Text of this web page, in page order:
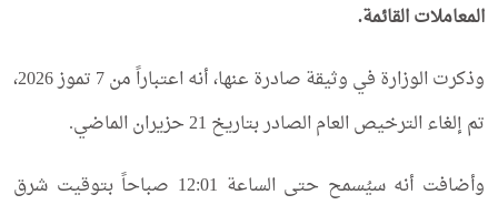
المعاملات القائمة.
وذكرت الوزارة في وثيقة صادرة عنها، أنه اعتباراً من 7 تموز 2026،
تم إلغاء الترخيص العام الصادر بتاريخ 21 حزيران الماضي.
وأضافت أنه سيُسمح حتى الساعة 12:01 صباحاً بتوقيت شرق